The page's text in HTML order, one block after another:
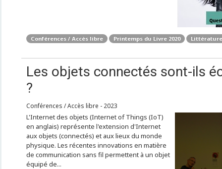
Conférences / Accès libre Printemps du Livre 2020
Les objets connectés sont-ils
?
Conférences / Accès libre - 2023
L'Internet des objets (Internet of Things (IoT)
en anglais) représente l'extension d'Internet
aux objets (connectés) et aux lieux du monde
physique. Les récentes innovations en matière
de communication sans fil permettent à un objet
équipé de...